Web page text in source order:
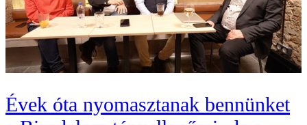
Évek óta nyomasztanak bennünket